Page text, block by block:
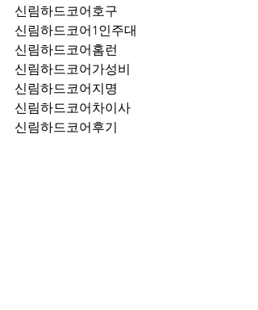
신림하드코어호구
신림하드코어1인주대
신림하드코어홈런
신림하드코어가성비
신림하드코어지명
신림하드코어차이사
신림하드코어후기